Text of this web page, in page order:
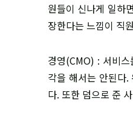
원들이 신나게 일하
장한다는 느낌이 직
경영(CMO) : 서비
각을 해서는 안된다
다. 또한 덤으로 준